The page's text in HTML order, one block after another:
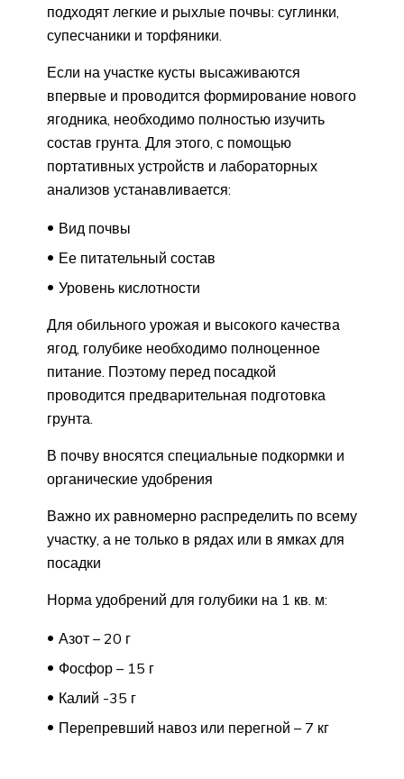
подходят легкие и рыхлые почвы: суглинки,
супесчаники и торфяники.
Если на участке кусты высаживаются
впервые и проводится формирование нового
ягодника, необходимо полностью изучить
состав грунта. Для этого, с помощью
портативных устройств и лабораторных
анализов устанавливается:
Вид почвы
Ее питательный состав
Уровень кислотности
Для обильного урожая и высокого качества
ягод, голубике необходимо полноценное
питание. Поэтому перед посадкой
проводится предварительная подготовка
грунта.
В почву вносятся специальные подкормки и
органические удобрения
Важно их равномерно распределить по всему
участку, а не только в рядах или в ямках для
посадки
Норма удобрений для голубики на 1 кв. м:
Азот – 20 г
Фосфор – 15 г
Калий -35 г
Перепревший навоз или перегной – 7 кг